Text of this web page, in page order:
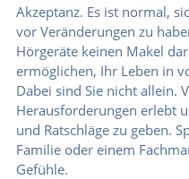
Akzeptanz. Es ist normal,
vor Veränderungen zu
Hörgeräte keinen Makel
ermöglichen, Ihr Leben in
Dabei sind Sie nicht allein.
Herausforderungen erlebt
und Ratschläge zu geben.
Familie oder einem
Gefühle.